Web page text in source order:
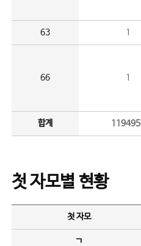
63 1
66 1
합계
첫 자모별 현황
첫 자모
ㄱ